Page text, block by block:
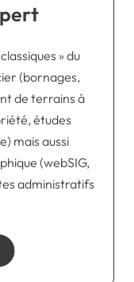
» du
(bornages,
de terrains à
études
mais aussi
(webSIG,
administratifs